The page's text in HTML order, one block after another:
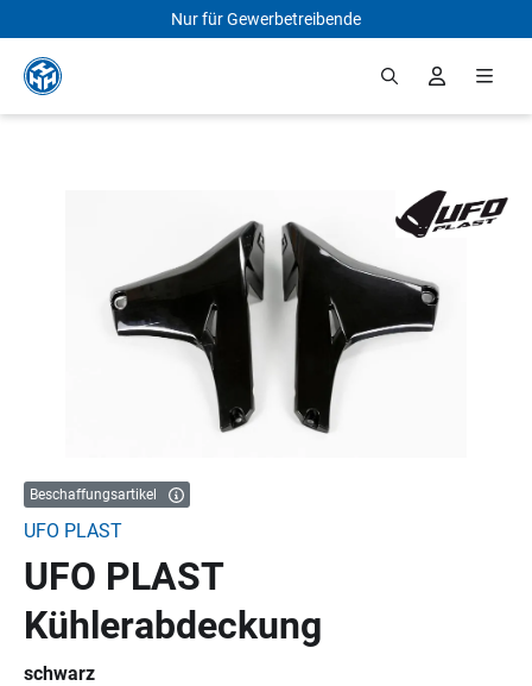
Zum Hauptinhalt springen
Nur für Gewerbetreibende
Beschaffungsartikel
UFO PLAST
UFO PLAST
Kühlerabdeckung
schwarz